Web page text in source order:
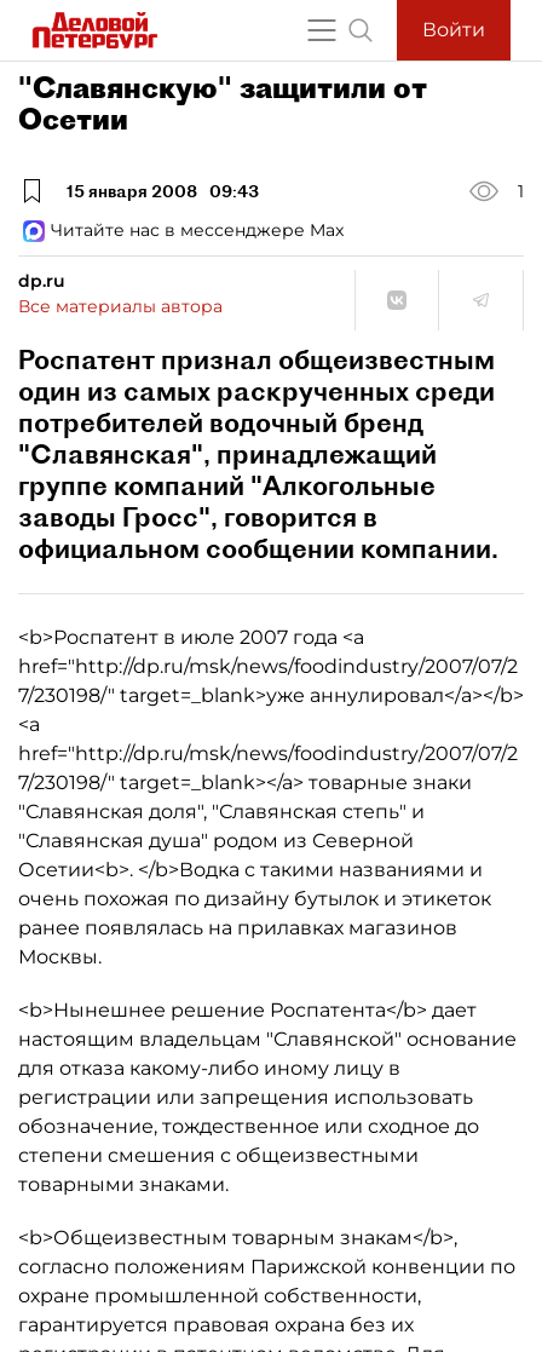
Войти
"Славянскую" защитили от
Осетии
15 января 2008 09:43
1
Читайте нас в мессенджере Max
dp.ru
Все материалы автора
Роспатент признал общеизвестным
один из самых раскрученных среди
потребителей водочный бренд
"Славянская", принадлежащий
группе компаний "Алкогольные
заводы Гросс", говорится в
официальном сообщении компании.
<b>Роспатент в июле 2007 года <a
href="http://dp.ru/msk/news/foodindustry/2007/07/2
7/230198/" target=_blank>уже аннулировал</a></b>
<a
href="http://dp.ru/msk/news/foodindustry/2007/07/2
7/230198/" target=_blank></a> товарные знаки
"Славянская доля", "Славянская степь" и
"Славянская душа" родом из Северной
Осетии<b>. </b>Водка с такими названиями и
очень похожая по дизайну бутылок и этикеток
ранее появлялась на прилавках магазинов
Москвы.
<b>Нынешнее решение Роспатента</b> дает
настоящим владельцам "Славянской" основание
для отказа какому-либо иному лицу в
регистрации или запрещения использовать
обозначение, тождественное или сходное до
степени смешения с общеизвестными
товарными знаками.
<b>Общеизвестным товарным знакам</b>,
согласно положениям Парижской конвенции по
охране промышленной собственности,
гарантируется правовая охрана без их